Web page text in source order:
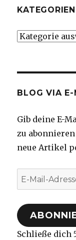
KATEGORIEN
Kategorien
BLOG VIA E-
Gib deine E-
zu
neue Artikel
E-
Mail-
Adresse
Schließe dich